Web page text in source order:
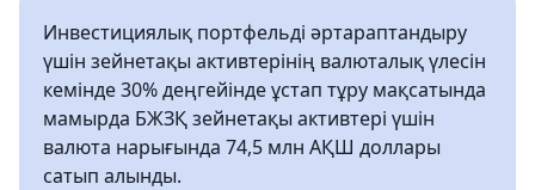
Инвестициялық портфельді әртараптандыру
үшін зейнетақы активтерінің валюталық үлесін
кемінде 30% деңгейінде ұстап тұру мақсатында
мамырда БЖЗҚ зейнетақы активтері үшін
валюта нарығында 74,5 млн АҚШ доллары
сатып алынды.